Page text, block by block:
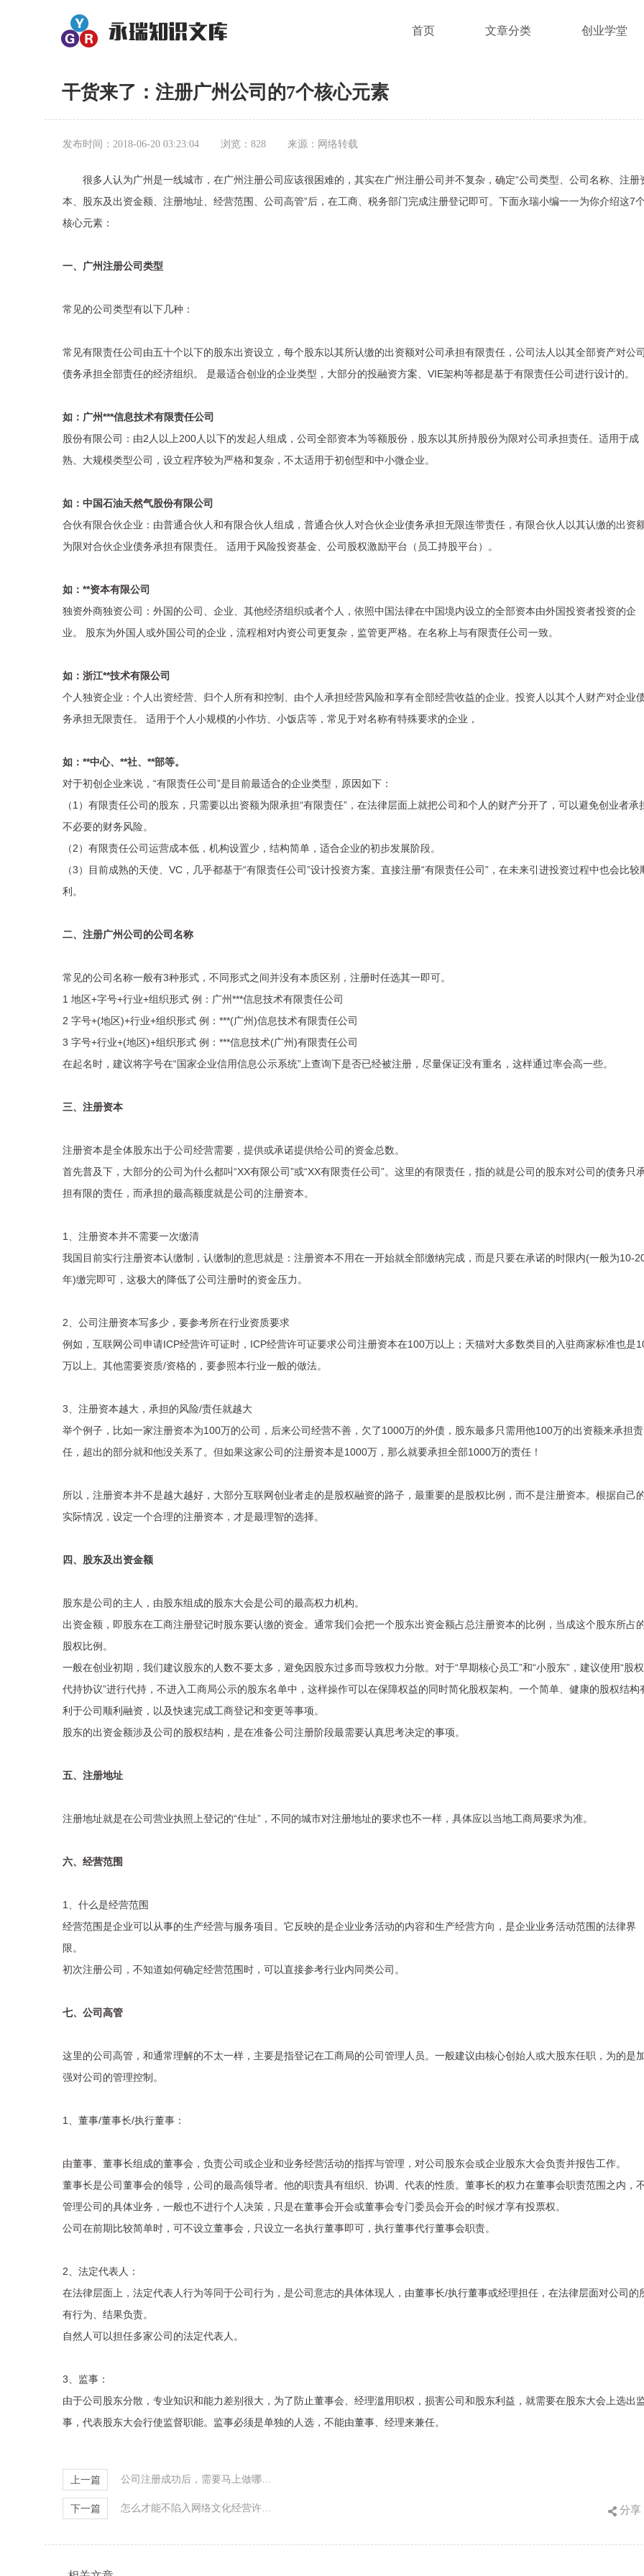
首页 文章分类 创业学堂
干货来了：注册广州公司的7个核心元素
发布时间：2018-06-20 03:23:04 浏览：828 来源：网络转载
很多人认为广州是一线城市，在广州注册公司应该很困难的，其实在广州注册公司并不复杂，确定“公司类型、公司名称、注册
本、股东及出资金额、注册地址、经营范围、公司高管”后，在工商、税务部门完成注册登记即可。下面永瑞小编一一为你介绍这7
核心元素：
一、广州注册公司类型
常见的公司类型有以下几种：
常见有限责任公司由五十个以下的股东出资设立，每个股东以其所认缴的出资额对公司承担有限责任，公司法人以其全部资产对公
债务承担全部责任的经济组织。 是最适合创业的企业类型，大部分的投融资方案、VIE架构等都是基于有限责任公司进行设计的。
如：广州***信息技术有限责任公司
股份有限公司：由2人以上200人以下的发起人组成，公司全部资本为等额股份，股东以其所持股份为限对公司承担责任。适用于成
熟、大规模类型公司，设立程序较为严格和复杂，不太适用于初创型和中小微企业。
如：中国石油天然气股份有限公司
合伙有限合伙企业：由普通合伙人和有限合伙人组成，普通合伙人对合伙企业债务承担无限连带责任，有限合伙人以其认缴的出资
为限对合伙企业债务承担有限责任。 适用于风险投资基金、公司股权激励平台（员工持股平台）。
如：**资本有限公司
独资外商独资公司：外国的公司、企业、其他经济组织或者个人，依照中国法律在中国境内设立的全部资本由外国投资者投资的企
业。 股东为外国人或外国公司的企业，流程相对内资公司更复杂，监管更严格。在名称上与有限责任公司一致。
如：浙江**技术有限公司
个人独资企业：个人出资经营、归个人所有和控制、由个人承担经营风险和享有全部经营收益的企业。投资人以其个人财产对企业
务承担无限责任。 适用于个人小规模的小作坊、小饭店等，常见于对名称有特殊要求的企业，
如：**中心、**社、**部等。
对于初创企业来说，“有限责任公司”是目前最适合的企业类型，原因如下：
（1）有限责任公司的股东，只需要以出资额为限承担“有限责任”，在法律层面上就把公司和个人的财产分开了，可以避免创业者承
不必要的财务风险。
（2）有限责任公司运营成本低，机构设置少，结构简单，适合企业的初步发展阶段。
（3）目前成熟的天使、VC，几乎都基于“有限责任公司”设计投资方案。直接注册“有限责任公司”，在未来引进投资过程中也会比较
利。
二、注册广州公司的公司名称
常见的公司名称一般有3种形式，不同形式之间并没有本质区别，注册时任选其一即可。
1 地区+字号+行业+组织形式 例：广州***信息技术有限责任公司
2 字号+(地区)+行业+组织形式 例：***(广州)信息技术有限责任公司
3 字号+行业+(地区)+组织形式 例：***信息技术(广州)有限责任公司
在起名时，建议将字号在“国家企业信用信息公示系统”上查询下是否已经被注册，尽量保证没有重名，这样通过率会高一些。
三、注册资本
注册资本是全体股东出于公司经营需要，提供或承诺提供给公司的资金总数。
首先普及下，大部分的公司为什么都叫“XX有限公司”或“XX有限责任公司”。这里的有限责任，指的就是公司的股东对公司的债务只
担有限的责任，而承担的最高额度就是公司的注册资本。
1、注册资本并不需要一次缴清
我国目前实行注册资本认缴制，认缴制的意思就是：注册资本不用在一开始就全部缴纳完成，而是只要在承诺的时限内(一般为10-
年)缴完即可，这极大的降低了公司注册时的资金压力。
2、公司注册资本写多少，要参考所在行业资质要求
例如，互联网公司申请ICP经营许可证时，ICP经营许可证要求公司注册资本在100万以上；天猫对大多数类目的入驻商家标准也是
万以上。其他需要资质/资格的，要参照本行业一般的做法。
3、注册资本越大，承担的风险/责任就越大
举个例子，比如一家注册资本为100万的公司，后来公司经营不善，欠了1000万的外债，股东最多只需用他100万的出资额来承担责
任，超出的部分就和他没关系了。但如果这家公司的注册资本是1000万，那么就要承担全部1000万的责任！
所以，注册资本并不是越大越好，大部分互联网创业者走的是股权融资的路子，最重要的是股权比例，而不是注册资本。根据自己
实际情况，设定一个合理的注册资本，才是最理智的选择。
四、股东及出资金额
股东是公司的主人，由股东组成的股东大会是公司的最高权力机构。
出资金额，即股东在工商注册登记时股东要认缴的资金。通常我们会把一个股东出资金额占总注册资本的比例，当成这个股东所占
股权比例。
一般在创业初期，我们建议股东的人数不要太多，避免因股东过多而导致权力分散。对于“早期核心员工”和“小股东”， 建议使用“股权
代持协议”进行代持，不进入工商局公示的股东名单中，这样操作可以在保障权益的同时简化股权架构。一个简单、健康的股权结构
利于公司顺利融资，以及快速完成工商登记和变更等事项。
股东的出资金额涉及公司的股权结构，是在准备公司注册阶段最需要认真思考决定的事项。
五、注册地址
注册地址就是在公司营业执照上登记的“住址”，不同的城市对注册地址的要求也不一样，具体应以当地工商局要求为准。
六、经营范围
1、什么是经营范围
经营范围是企业可以从事的生产经营与服务项目。它反映的是企业业务活动的内容和生产经营方向，是企业业务活动范围的法律界
限。
初次注册公司，不知道如何确定经营范围时，可以直接参考行业内同类公司。
七、公司高管
这里的公司高管，和通常理解的不太一样，主要是指登记在工商局的公司管理人员。一般建议由核心创始人或大股东任职，为的是
强对公司的管理控制。
1、董事/董事长/执行董事：
由董事、董事长组成的董事会，负责公司或企业和业务经营活动的指挥与管理，对公司股东会或企业股东大会负责并报告工作。
董事长是公司董事会的领导，公司的最高领导者。他的职责具有组织、协调、代表的性质。董事长的权力在董事会职责范围之内，
管理公司的具体业务，一般也不进行个人决策，只是在董事会开会或董事会专门委员会开会的时候才享有投票权。
公司在前期比较简单时，可不设立董事会，只设立一名执行董事即可，执行董事代行董事会职责。
2、法定代表人：
在法律层面上，法定代表人行为等同于公司行为，是公司意志的具体体现人，由董事长/执行董事或经理担任，在法律层面对公司的
有行为、结果负责。
自然人可以担任多家公司的法定代表人。
3、监事：
由于公司股东分散，专业知识和能力差别很大，为了防止董事会、经理滥用职权，损害公司和股东利益，就需要在股东大会上选出
事，代表股东大会行使监督职能。监事必须是单独的人选，不能由董事、经理来兼任。
上一篇 公司注册成功后，需要马上做哪些事？
下一篇 怎么才能不陷入网络文化经营许可证办理条件的“局中局 ”? 分享